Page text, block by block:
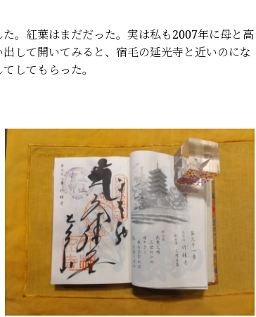
。紅葉はまだだった。実は私も2007年に母と高
して開いてみると、宿毛の延光寺と近いのにな
してもらった。